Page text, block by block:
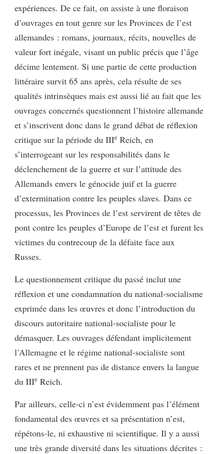
expériences. De ce fait, on assiste à une floraison
d’ouvrages en tout genre sur les Provinces de l’est
allemandes : romans, journaux, récits, nouvelles de
valeur fort inégale, visant un public précis que l’âge
décime lentement. Si une partie de cette production
littéraire survit 65 ans après, cela résulte de ses
qualités intrinsèques mais est aussi lié au fait que les
ouvrages concernés questionnent l’histoire allemande
et s’inscrivent donc dans le grand débat de réflexion
critique sur la période du IIIe Reich, en
s’interrogeant sur les responsabilités dans le
déclenchement de la guerre et sur l’attitude des
Allemands envers le génocide juif et la guerre
d’extermination contre les peuples slaves. Dans ce
processus, les Provinces de l’est servirent de têtes de
pont contre les peuples d’Europe de l’est et furent les
victimes du contrecoup de la défaite face aux
Russes.
Le questionnement critique du passé inclut une
réflexion et une condamnation du national-socialisme
exprimée dans les œuvres et donc l’introduction du
discours autoritaire national-socialiste pour le
démasquer. Les ouvrages défendant implicitement
l’Allemagne et le régime national-socialiste sont
rares et ne prennent pas de distance envers la langue
du IIIe Reich.
Par ailleurs, celle-ci n’est évidemment pas l’élément
fondamental des œuvres et sa présentation n’est,
répétons-le, ni exhaustive ni scientifique. Il y a aussi
une très grande diversité dans les situations décrites :